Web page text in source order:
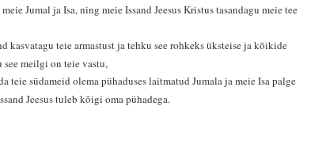
Jumal ja Isa, ning meie Issand Jeesus Kristus tasandagu meie tee
kasvatagu teie armastust ja tehku see rohkeks üksteise ja kõikide
see meilgi on teie vastu,
teie südameid olema pühaduses laitmatud Jumala ja meie Isa palge
Jeesus tuleb kõigi oma pühadega.